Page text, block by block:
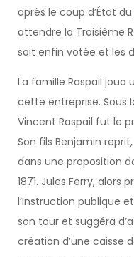
après le coup d’État
attendre la Troisième
soit enfin votée et les
La famille Raspail joua
cette entreprise. Sous
Vincent Raspail fut le
Son fils Benjamin
dans une proposition
1871. Jules Ferry,
l’Instruction publique
son tour et suggéra
création d’une caisse